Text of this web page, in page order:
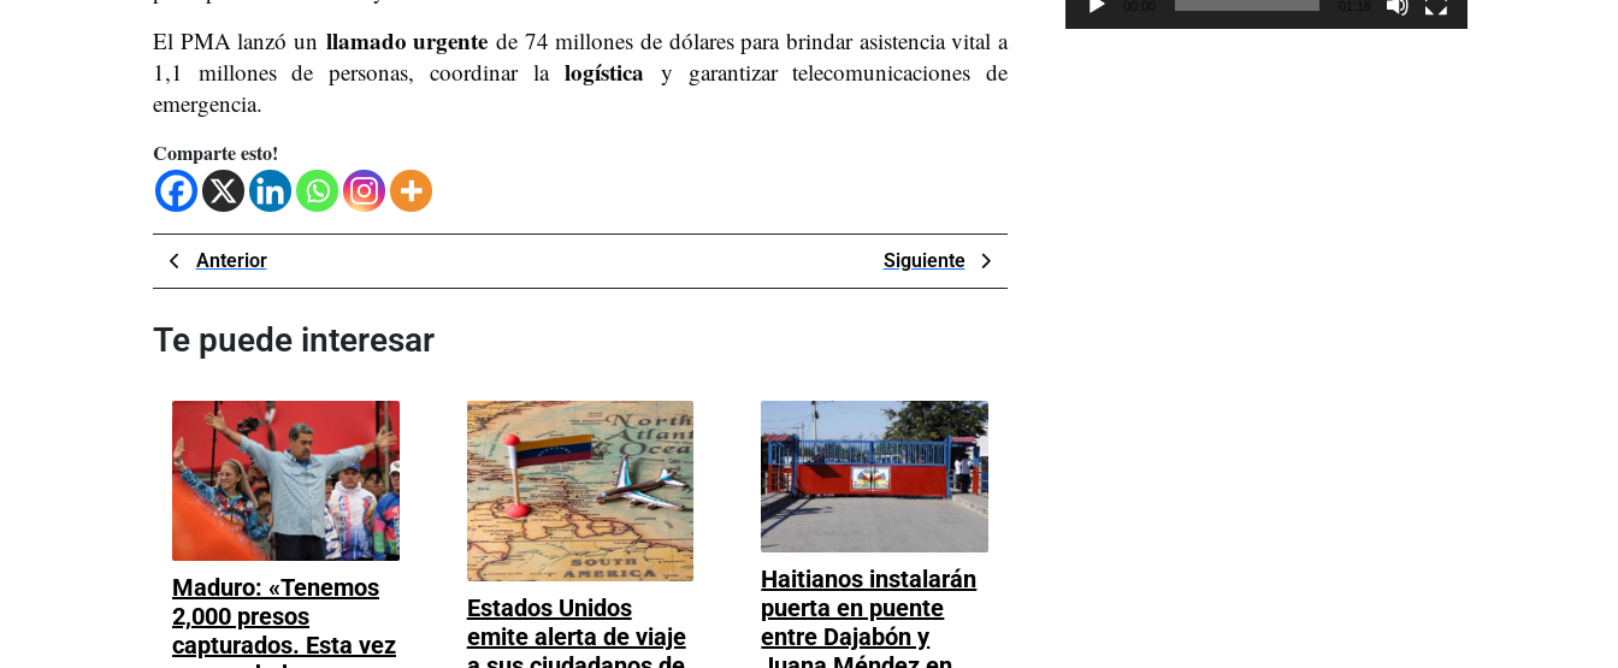
El PMA lanzó un llamado urgente de 74 millones de dólares para brindar asistencia vital a
1,1 millones de personas, coordinar lalogística y garantizar telecomunicaciones de
emergencia.
Comparte esto!
Navegación
de
entradas
AnteriorPrevious
Post
Siguiente
Post
Te puede interesar
Maduro: «Tenemos
2,000 presos
capturados. Esta vez
Estados Unidos
emite alerta de viaje
Haitianos instalarán
puerta en puente
entre Dajabón y
00:00 01:18